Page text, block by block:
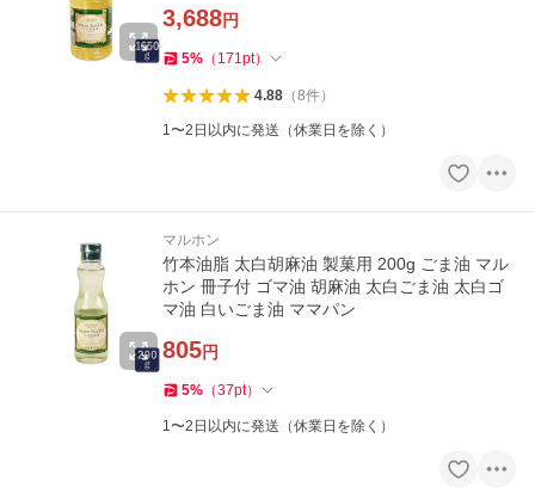
3,688円
5% （ 171pt）
4.88（8件）
1〜2日以内に発送（休業日を除く）
マルホン
竹本油脂 太白胡麻油 製菓用 200g ごま油 マル
ホン 冊子付 ゴマ油 胡麻油 太白ごま油 太白ゴ
マ油 白いごま油 ママパン
805円
5% （37pt）
1〜2日以内に発送（休業日を除く）